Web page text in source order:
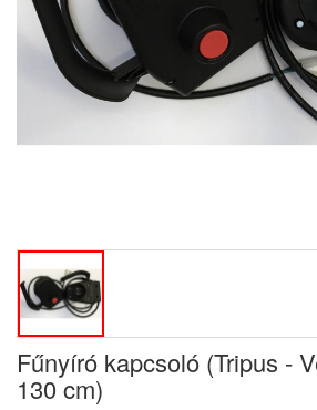
Fűnyíró kapcsoló (Tripus -
130 cm)